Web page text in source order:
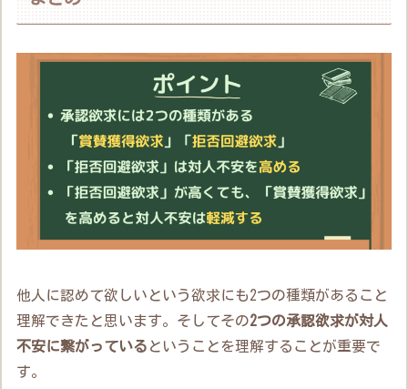
他人に認めて欲しいという欲求にも2つの種類があること
理解できたと思います。そしてその2つの承認欲求が対人
不安に繋がっている ということを理解することが重要で
す。